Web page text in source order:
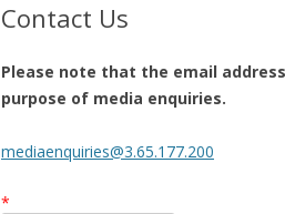
Contact Us
Please note that the email
purpose of media enquiries.
mediaenquiries@3.65.177.200
*